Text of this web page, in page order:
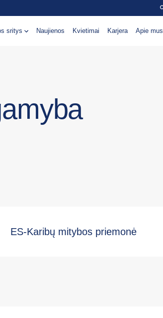
sritys Naujienos Kvietimai Karjera Apie mus
ES-Karibų mitybos priemonė